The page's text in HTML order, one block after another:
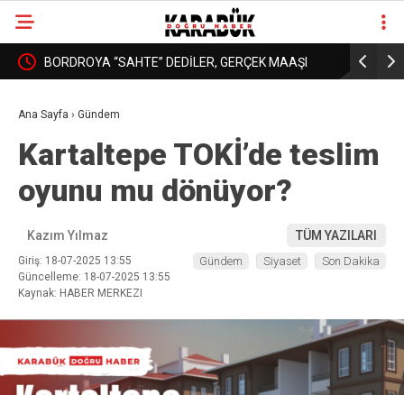
YURT BORDROYA “SAHTE” DEDİLER, GERÇEK MAAŞI
Ana Sayfa › Gündem
Kartaltepe TOKİ’de teslim
oyunu mu dönüyor?
Kazım Yılmaz TÜM YAZILARI
Giriş: 18-07-2025 13:55
Güncelleme: 18-07-2025 13:55
Kaynak: HABER MERKEZI
Gündem Siyaset Son Dakika